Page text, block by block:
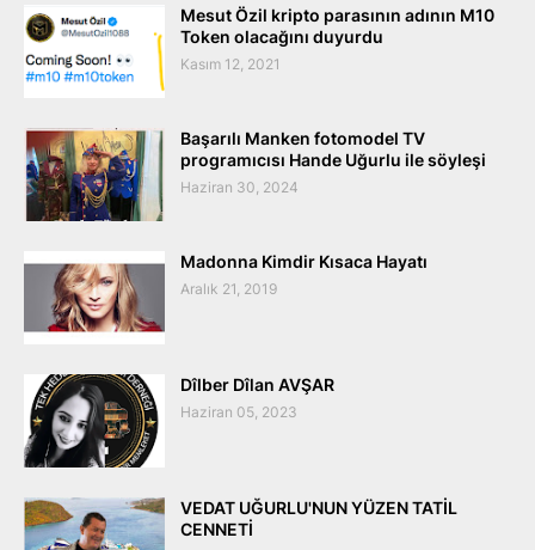
Mesut Özil kripto parasının adının M10
Token olacağını duyurdu
Kasım 12, 2021
Başarılı Manken fotomodel TV
programıcısı Hande Uğurlu ile söyleşi
Haziran 30, 2024
Madonna Kimdir Kısaca Hayatı
Aralık 21, 2019
Dîlber Dîlan AVŞAR
Haziran 05, 2023
VEDAT UĞURLU'NUN YÜZEN TATİL
CENNETİ